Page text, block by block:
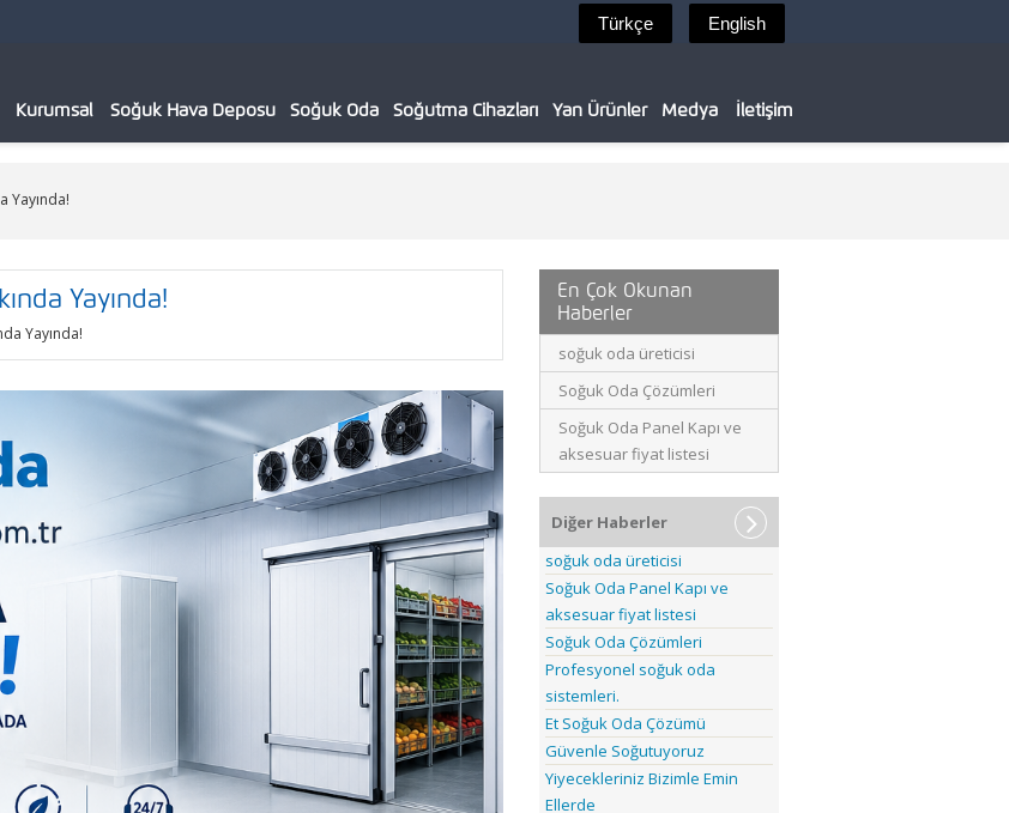
Kurumsal Soğuk Hava Deposu Soğuk Oda Soğutma Cihazları Yan Ürünler Medya İletişim
Yayında!
Yayında!
Yayında!
En Çok Okunan
Haberler
soğuk oda üreticisi
Soğuk Oda Çözümleri
Soğuk Oda Panel Kapı ve
aksesuar fiyat listesi
Diğer Haberler
soğuk oda üreticisi
Soğuk Oda Panel Kapı ve
aksesuar fiyat listesi
Soğuk Oda Çözümleri
Profesyonel soğuk oda
sistemleri.
Et Soğuk Oda Çözümü
Güvenle Soğutuyoruz
Yiyecekleriniz Bizimle Emin
Ellerde